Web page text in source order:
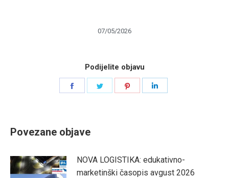
07/05/2026
Podijelite objavu
Povezane objave
NOVA LOGISTIKA: edukativno-
marketinški časopis avgust 2026